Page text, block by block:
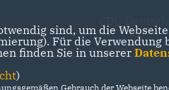
sind, um die
Für die
finden Sie in unserer
)
Gebrauch der Webseite